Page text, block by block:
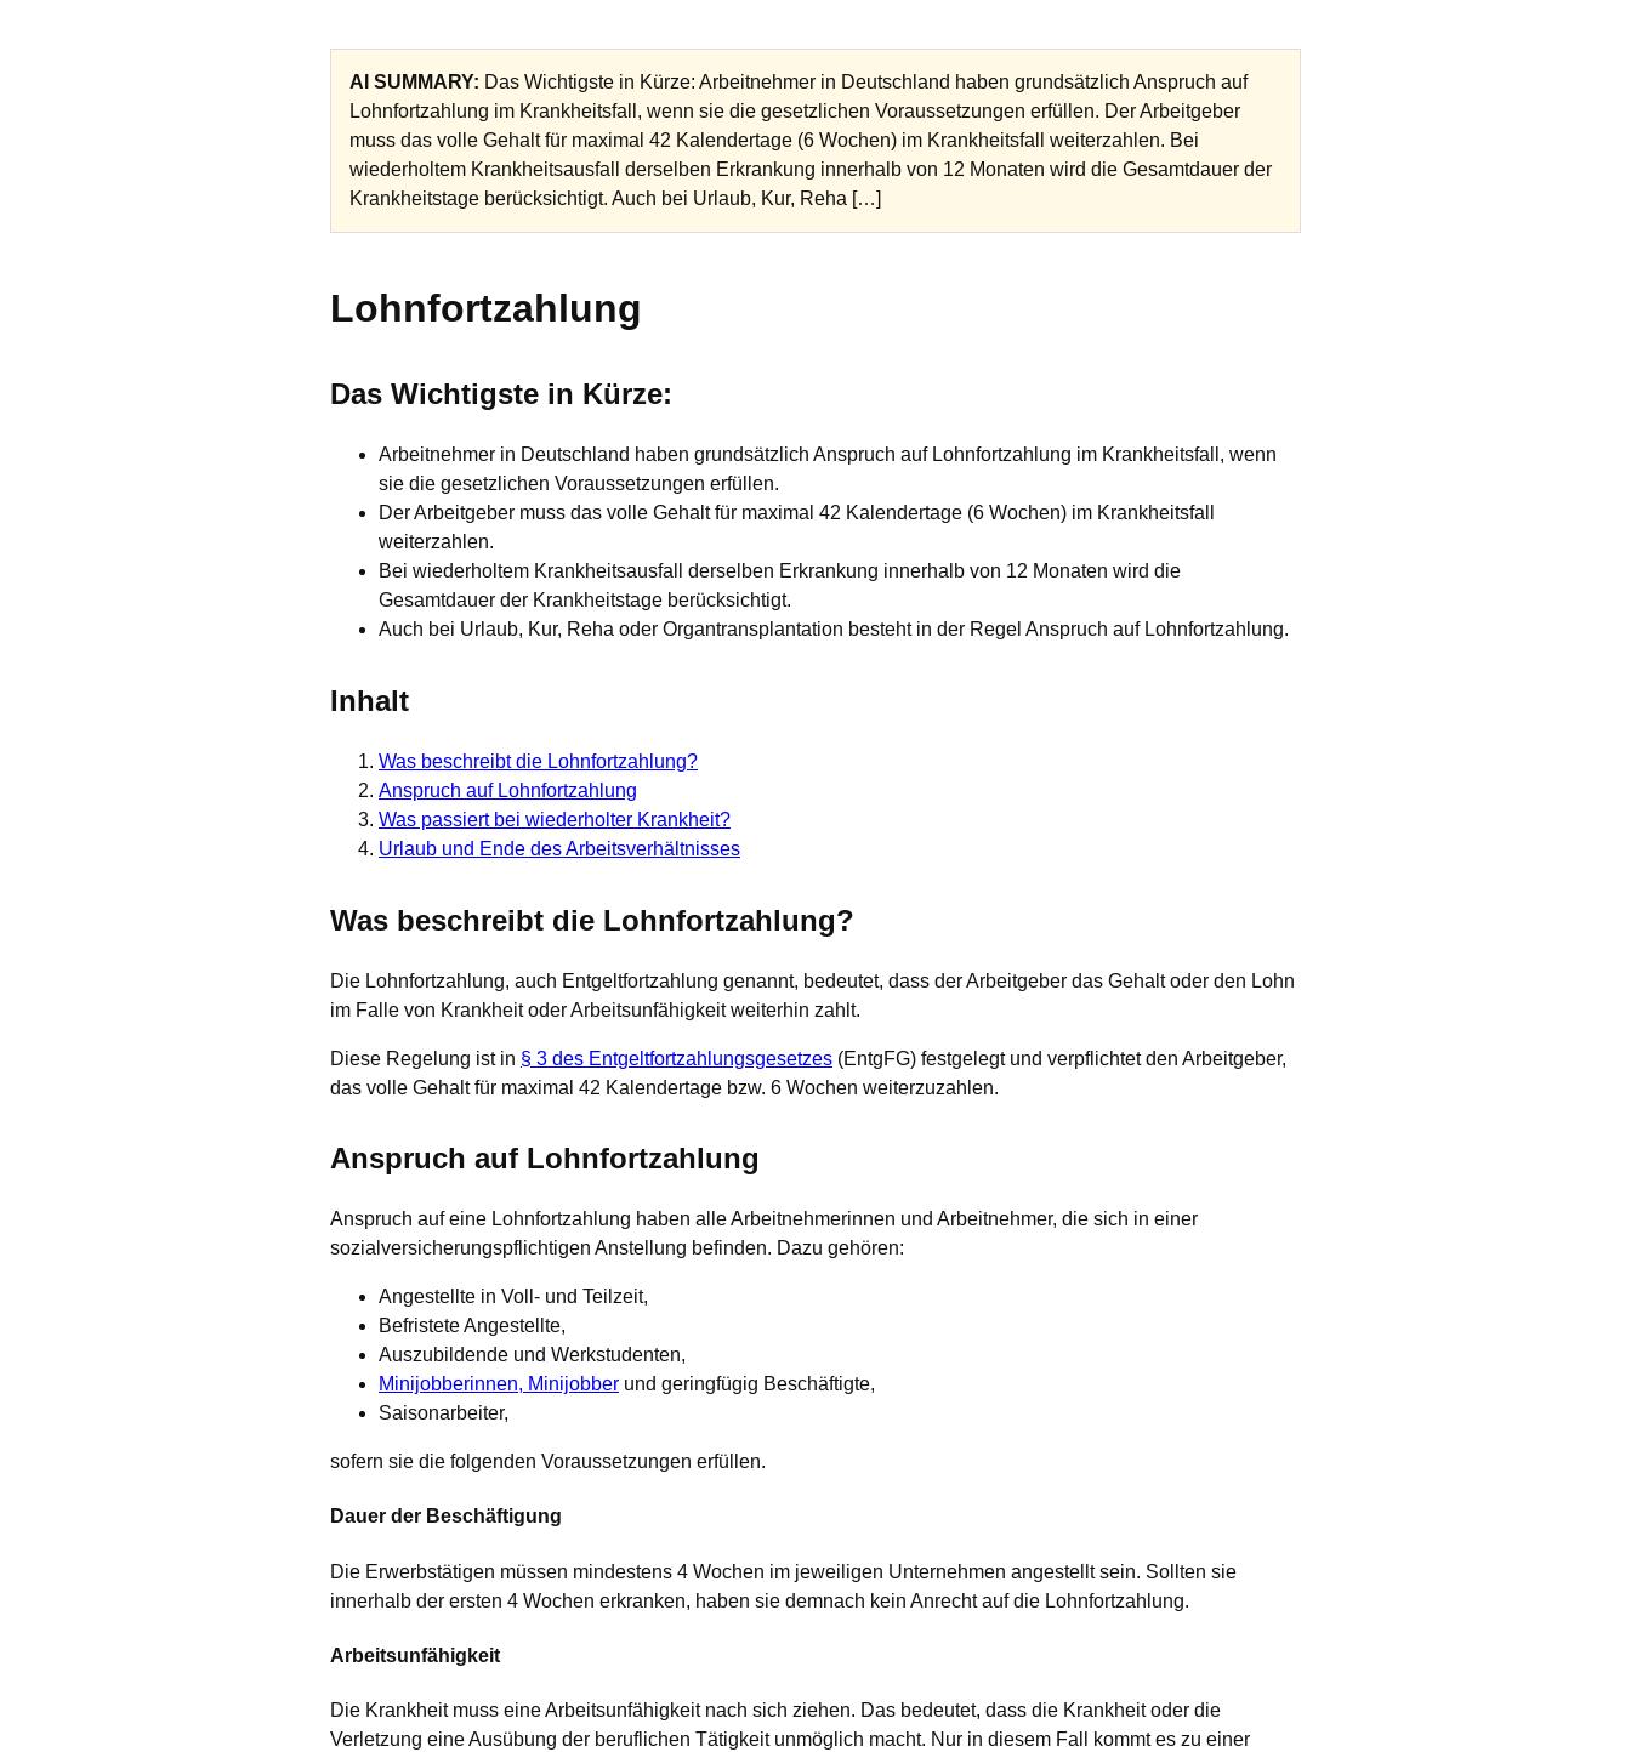
AI SUMMARY: Das Wichtigste in Kürze: Arbeitnehmer in Deutschland haben grundsätzlich Anspruch auf
Lohnfortzahlung im Krankheitsfall, wenn sie die gesetzlichen Voraussetzungen erfüllen. Der Arbeitgeber
muss das volle Gehalt für maximal 42 Kalendertage (6 Wochen) im Krankheitsfall weiterzahlen. Bei
wiederholtem Krankheitsausfall derselben Erkrankung innerhalb von 12 Monaten wird die Gesamtdauer der
Krankheitstage berücksichtigt. Auch bei Urlaub, Kur, Reha […]
Lohnfortzahlung
Das Wichtigste in Kürze:
Arbeitnehmer in Deutschland haben grundsätzlich Anspruch auf Lohnfortzahlung im Krankheitsfall, wenn
sie die gesetzlichen Voraussetzungen erfüllen.
Der Arbeitgeber muss das volle Gehalt für maximal 42 Kalendertage (6 Wochen) im Krankheitsfall
weiterzahlen.
Bei wiederholtem Krankheitsausfall derselben Erkrankung innerhalb von 12 Monaten wird die
Gesamtdauer der Krankheitstage berücksichtigt.
Auch bei Urlaub, Kur, Reha oder Organtransplantation besteht in der Regel Anspruch auf Lohnfortzahlung.
Inhalt
Was beschreibt die Lohnfortzahlung?
Anspruch auf Lohnfortzahlung
Was passiert bei wiederholter Krankheit?
Urlaub und Ende des Arbeitsverhältnisses
Was beschreibt die Lohnfortzahlung?
Die Lohnfortzahlung, auch Entgeltfortzahlung genannt, bedeutet, dass der Arbeitgeber das Gehalt oder den Lohn
im Falle von Krankheit oder Arbeitsunfähigkeit weiterhin zahlt.
Diese Regelung ist in § 3 des Entgeltfortzahlungsgesetzes (EntgFG) festgelegt und verpflichtet den Arbeitgeber,
das volle Gehalt für maximal 42 Kalendertage bzw. 6 Wochen weiterzuzahlen.
Anspruch auf Lohnfortzahlung
Anspruch auf eine Lohnfortzahlung haben alle Arbeitnehmerinnen und Arbeitnehmer, die sich in einer
sozialversicherungspflichtigen Anstellung befinden. Dazu gehören:
Angestellte in Voll- und Teilzeit,
Befristete Angestellte,
Auszubildende und Werkstudenten,
Minijobberinnen, Minijobber und geringfügig Beschäftigte,
Saisonarbeiter,
sofern sie die folgenden Voraussetzungen erfüllen.
Dauer der Beschäftigung
Die Erwerbstätigen müssen mindestens 4 Wochen im jeweiligen Unternehmen angestellt sein. Sollten sie
innerhalb der ersten 4 Wochen erkranken, haben sie demnach kein Anrecht auf die Lohnfortzahlung.
Arbeitsunfähigkeit
Die Krankheit muss eine Arbeitsunfähigkeit nach sich ziehen. Das bedeutet, dass die Krankheit oder die
Verletzung eine Ausübung der beruflichen Tätigkeit unmöglich macht. Nur in diesem Fall kommt es zu einer